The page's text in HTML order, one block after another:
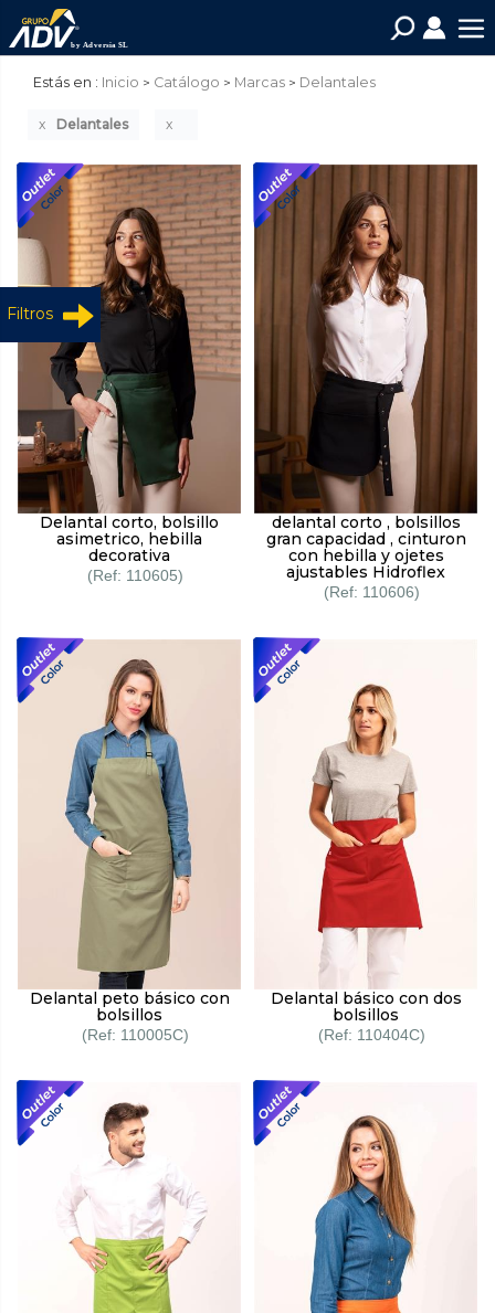
Estás en : Inicio Catálogo Marcas Delantales
Filtros
Delantales
Delantal corto, bolsillo
asimetrico, hebilla
decorativa
110605
delantal corto , bolsillos
gran capacidad , cinturon
con hebilla y ojetes
ajustables Hidroflex
110606
Delantal peto básico con
bolsillos
110005C
Delantal básico con dos
bolsillos
110404C